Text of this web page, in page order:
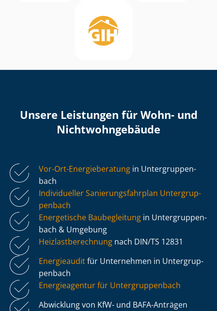
Unsere Leistungen für Wohn- und
Nicht­wohn­ge­bäu­de
Vor-Ort-Energieberatung in Un­ter­grup­pen­
bach
Individueller Sa­nie­rungs­fahr­plan Un­ter­grup­
pen­bach
Energetische Baubegleitung in Un­ter­grup­pen­
bach & Umgebung
Heiz­last­be­rech­nung nach DIN/TS 12831
Energieauditfür Unternehmen in Un­ter­grup­
pen­bach
Energieagentur für Un­ter­grup­pen­bach
Abwicklung von KfW- und BAFA-Anträgen